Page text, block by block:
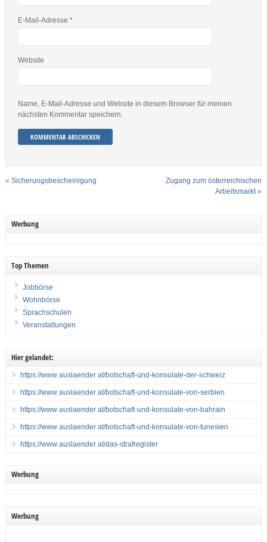
E-Mail-Adresse *
Website
Name, E-Mail-Adresse und Website in diesem Browser für meinen
nächsten Kommentar speichern.
« Sicherungsbescheinigung
Zugang zum österreichischen
Arbeitsmarkt»
Werbung
Top Themen
Jobbörse
Wohnbörse
Sprachschulen
Veranstaltungen
Hier gelandet:
https://www auslaender at/botschaft-und-konsulate-der-schweiz
https://www auslaender at/botschaft-und-konsulate-von-serbien
https://www auslaender at/botschaft-und-konsulate-von-bahrain
https://www auslaender at/botschaft-und-konsulate-von-tunesien
https://www auslaender at/das-strafregister
Werbung
Werbung